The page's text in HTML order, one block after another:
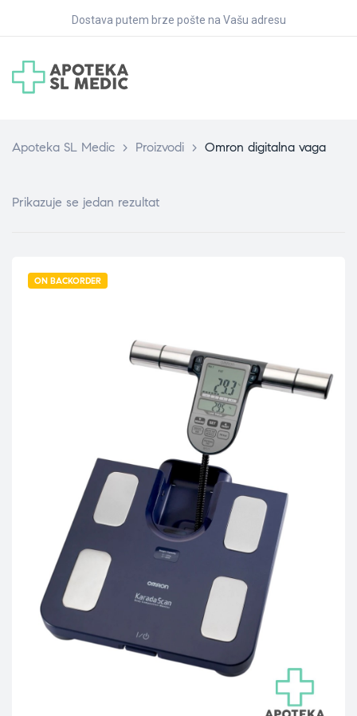
Dostava putem brze pošte na Vašu adresu
Apoteka SL Medic > Proizvodi > Omron digitalna vaga
Prikazuje se jedan rezultat
ON BACKORDER